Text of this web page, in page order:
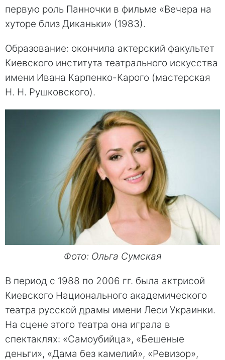
первую роль Панночки в фильме «Вечера на
хуторе близ Диканьки» (1983).
Образование: окончила актерский факультет
Киевского института театрального искусства
имени Ивана Карпенко-Карого (мастерская
Н. Н. Рушковского).
Фото: Ольга Сумская
В период с 1988 по 2006 гг. была актрисой
Киевского Национального академического
театра русской драмы имени Леси Украинки.
На сцене этого театра она играла в
спектаклях: «Самоубийца», «Бешеные
деньги», «Дама без камелий», «Ревизор»,